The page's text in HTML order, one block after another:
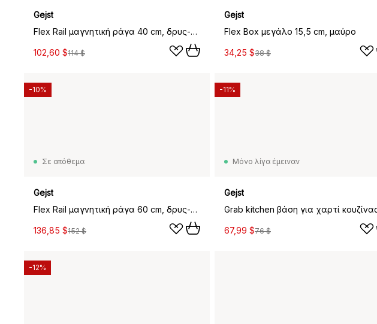
Gejst
Flex Rail μαγνητική ράγα 40 cm, δρυς-μαύρο
102,60 $114 $
Gejst
Flex Box μεγάλο 15,5 cm, μαύρο
34,25 $38 $
Σε απόθεμα
Gejst
Flex Rail μαγνητική ράγα 60 cm, δρυς-μαύρο
136,85 $152 $
-10%
Μόνο λίγα έμειναν
Gejst
67,99 $76 $
-11%
-12%